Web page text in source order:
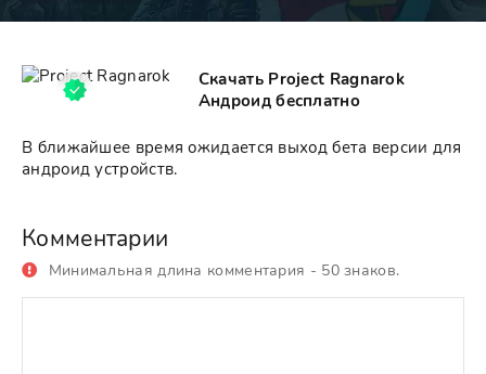
Скачать Project Ragnarok
Андроид бесплатно
В ближайшее время ожидается выход бета версии для
андроид устройств.
Комментарии
Минимальная длина комментария - 50 знаков.